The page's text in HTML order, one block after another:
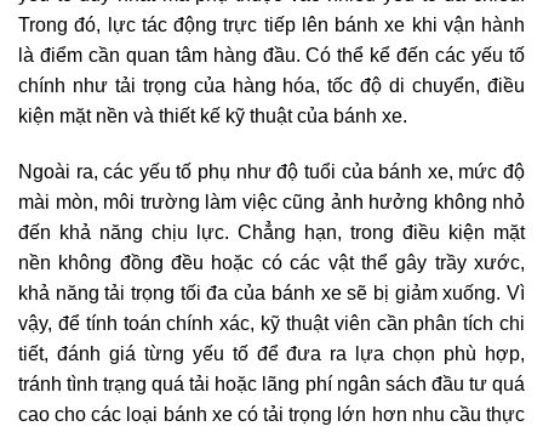
Trong đó, lực tác động trực tiếp lên bánh xe khi vận hành
là điểm cần quan tâm hàng đầu. Có thể kể đến các yếu tố
chính như tải trọng của hàng hóa, tốc độ di chuyển, điều
kiện mặt nền và thiết kế kỹ thuật của bánh xe.
Ngoài ra, các yếu tố phụ như độ tuổi của bánh xe, mức độ
mài mòn, môi trường làm việc cũng ảnh hưởng không nhỏ
đến khả năng chịu lực. Chẳng hạn, trong điều kiện mặt
nền không đồng đều hoặc có các vật thể gây trầy xước,
khả năng tải trọng tối đa của bánh xe sẽ bị giảm xuống. Vì
vậy, để tính toán chính xác, kỹ thuật viên cần phân tích chi
tiết, đánh giá từng yếu tố để đưa ra lựa chọn phù hợp,
tránh tình trạng quá tải hoặc lãng phí ngân sách đầu tư quá
cao cho các loại bánh xe có tải trọng lớn hơn nhu cầu thực